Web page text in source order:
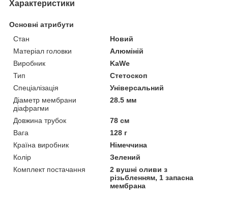
Характеристики
Основні атрибути
Стан
Новий
Матеріал головки
Алюміній
Виробник
KaWe
Тип
Стетоскоп
Спеціалізація
Універсальний
Діаметр мембрани
діафрагми
28.5 мм
Довжина трубок
78 см
Вага
128 г
Країна виробник
Німеччина
Колір
Зелений
Комплект постачання
2 вушні оливи з
різьбленням, 1 запасна
мембрана